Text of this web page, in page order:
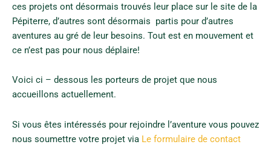
ces projets ont désormais trouvés leur place sur le site de la
Pépiterre, d’autres sont désormais partis pour d’autres
aventures au gré de leur besoins. Tout est en mouvement et
ce n’est pas pour nous déplaire!
Voici ci – dessous les porteurs de projet que nous
accueillons actuellement.
Si vous êtes intéressés pour rejoindre l’aventure vous pouvez
nous soumettre votre projet via Le formulaire de contact